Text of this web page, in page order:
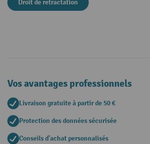
Droit de retractation
Vos avantages professionnels
Livraison gratuite à partir de 50 €
Protection des données sécurisée
Conseils d'achat personnalisés